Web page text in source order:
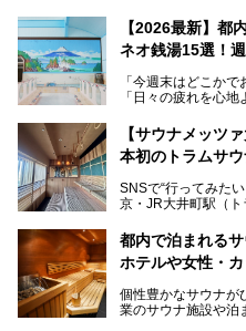
レトロでノスタル
を知る地元の人に
る、今の時代の"銭
ビアバーなど、新
す。充実した設備
【2026最新】都
ネオ銭湯15選！
「今週末はどこか
「日々の疲れを心
となっている新し
最近、SNSやメディ
本記事では、そもそ
いおしゃれな名店
します。
【サウナメッツ
本初のトラムサ
SNSで“行ってみた
京・JR大井町駅（ト
ツァ大井町トラック
ポ―トします。
都内で泊まれる
ホテルや女性・
個性豊かなサウナが
業のサウナ施設や泊